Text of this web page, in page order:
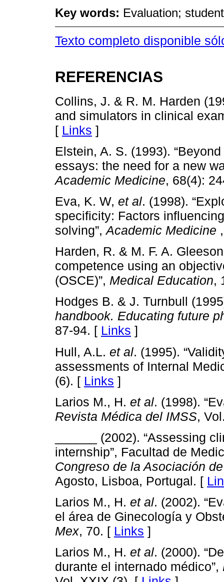
Key words: Evaluation;
Texto completo disponible
REFERENCIAS
Collins, J. & R. M. Harden
and simulators in clinical
[ Links ]
Elstein, A. S. (1993).
essays: the need for a new
Academic Medicine, 68(4):
Eva, K. W, et al. (1998).
specificity: Factors
solving”,Academic Medicine
Harden, R. & M. F. A.
competence using an
(OSCE)”, Medical Education,
Hodges B. & J. Turnbull
handbook. Educating future
87-94. [ Links ]
Hull, A.L. et al. (1995).
assessments of Internal
(6). [ Links ]
Larios M., H. et al. (1998).
Revista Médica del IMSS,
______ (2002). “Assessing
internship”, Facultad de
Congreso de la Asociación
Agosto, Lisboa, Portugal. [
Larios M., H. et al. (2002).
el área de Ginecología y
Mex, 70. [ Links ]
Larios M., H. et al. (2000).
durante el internado médico”,